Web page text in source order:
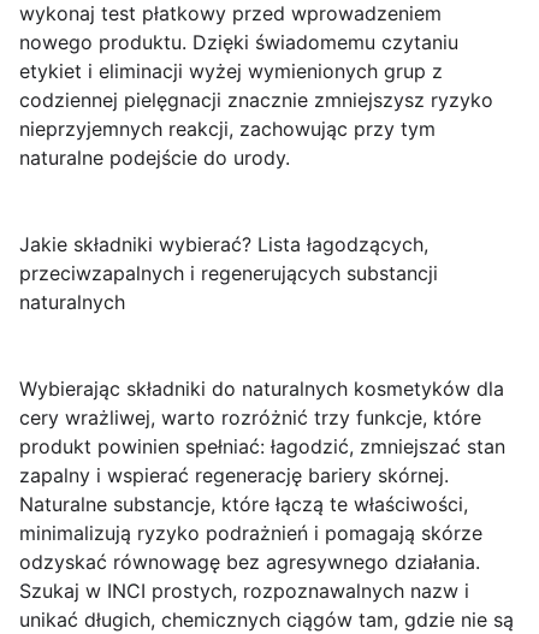
wykonaj test płatkowy przed wprowadzeniem
nowego produktu. Dzięki świadomemu czytaniu
etykiet i eliminacji wyżej wymienionych grup z
codziennej pielęgnacji znacznie zmniejszysz ryzyko
nieprzyjemnych reakcji, zachowując przy tym
naturalne podejście do urody.
Jakie składniki wybierać? Lista łagodzących,
przeciwzapalnych i regenerujących substancji
naturalnych
Wybierając składniki do naturalnych kosmetyków dla
cery wrażliwej, warto rozróżnić trzy funkcje, które
produkt powinien spełniać: łagodzić, zmniejszać stan
zapalny i wspierać regenerację bariery skórnej.
Naturalne substancje, które łączą te właściwości,
minimalizują ryzyko podrażnień i pomagają skórze
odzyskać równowagę bez agresywnego działania.
Szukaj w INCI prostych, rozpoznawalnych nazw i
unikać długich, chemicznych ciągów tam, gdzie nie są